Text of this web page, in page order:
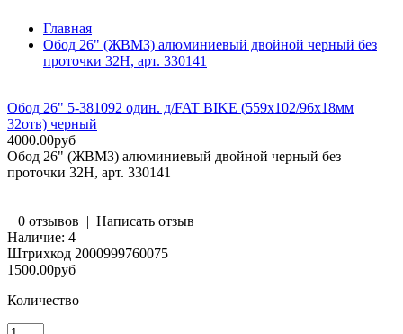
Главная
Обод 26" (ЖВМЗ) алюминиевый двойной черный без
проточки 32Н, арт. 330141
Обод 26" 5-381092 один. д/FAT BIKE (559х102/96х18мм
32отв) черный
4000.00руб
Обод 26" (ЖВМЗ) алюминиевый двойной черный без
проточки 32Н, арт. 330141
0 отзывов | Написать отзыв
Наличие: 4
Штрихкод 2000999760075
1500.00руб
Количество